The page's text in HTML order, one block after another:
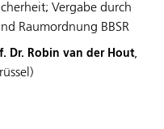
Vergabe durch
Raumordnung BBSR
Dr. Robin van der Hout,